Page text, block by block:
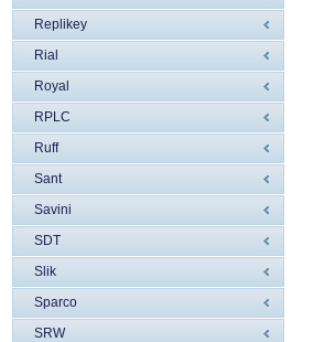
Replikey
Rial
Royal
RPLC
Ruff
Sant
Savini
SDT
Slik
Sparco
SRW